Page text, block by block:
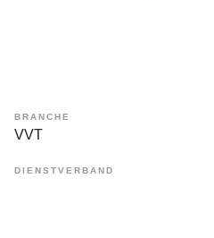
BRANCHE
VVT
DIENSTVERBAND